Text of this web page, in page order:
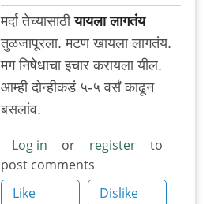
to
कोल्लापूर
सातारा
तरी
by
दाह
मर्दा तेच्यासाठीयायला लागतंय
तुळजापूरला. मटण खायला लागतंय.
मग निषेधाचा इचार करायला यील.
आम्ही दोन्हीकडं ५-५ वर्सं काढून
बसलांव.
Log in or register
to
post comments
Like
Dislike